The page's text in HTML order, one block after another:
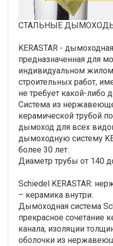
СТАЛЬНЫЕ ДЫМОХОДЫ
KERASTAR -
предназначенная для
индивидуальном
строительных работ,
не требует какой-либо
Система из
керамической трубой
дымоход для всех
дымоходную систему
более 30 лет.
Диаметр трубы от 140
Schiedel KERASTAR:
– керамика внутри.
Дымоходная система
прекрасное сочетание
канала, изоляции
оболочки из